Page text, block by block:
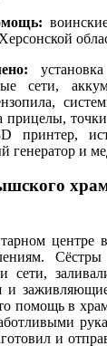
сети,
прицелы,
принтер,
генератор и
центре
сети,
и
помощь в
и